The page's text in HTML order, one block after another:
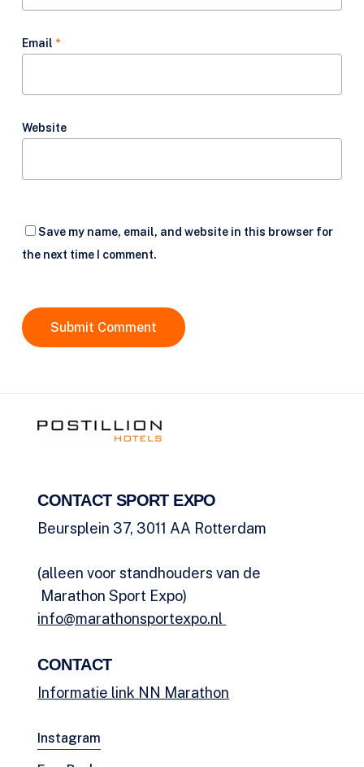
Email *
Website
Save my name, email, and website in this browser for
the next time I comment.
CONTACT SPORT EXPO
Beursplein 37, 3011 AA Rotterdam
(alleen voor standhouders van de
Marathon Sport Expo)
info@marathonsportexpo.nl
CONTACT
Informatie link NN Marathon
Instagram